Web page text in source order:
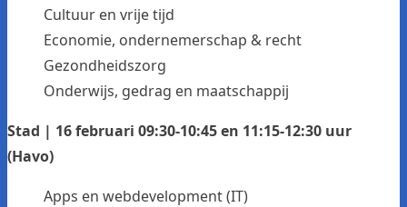
Cultuur en vrije tijd
Economie, ondernemerschap & recht
Gezondheidszorg
Onderwijs, gedrag en maatschappij
Stad | 16 februari 09:30-10:45 en 11:15-12:30 uur
(Havo)
Apps en webdevelopment (IT)